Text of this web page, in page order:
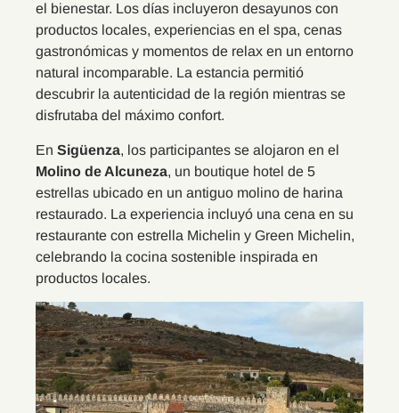
el bienestar. Los días incluyeron desayunos con
productos locales, experiencias en el spa, cenas
gastronómicas y momentos de relax en un entorno
natural incomparable. La estancia permitió
descubrir la autenticidad de la región mientras se
disfrutaba del máximo confort.
En Sigüenza, los participantes se alojaron en el
Molino de Alcuneza, un boutique hotel de 5
estrellas ubicado en un antiguo molino de harina
restaurado. La experiencia incluyó una cena en su
restaurante con estrella Michelin y Green Michelin,
celebrando la cocina sostenible inspirada en
productos locales.